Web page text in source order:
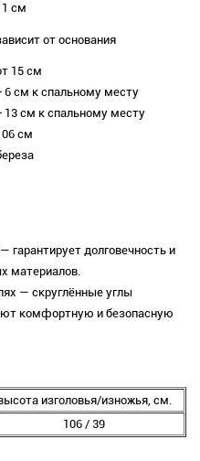
см
от основания
15 см
6 см к спальному месту
13 см к спальному месту
см
гарантирует долговечность и
материалов.
— скруглённые углы
комфортную и безопасную
изголовья/изножья, см.
106 / 39